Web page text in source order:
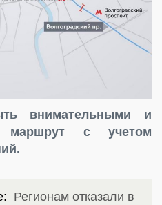
внимательными и
маршрут с учетом
Регионам отказали в